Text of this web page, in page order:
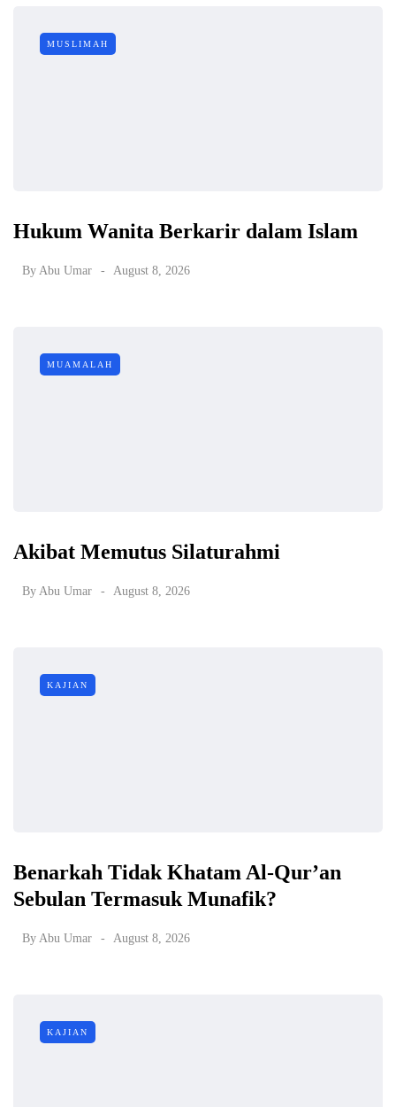
MUSLIMAH
Hukum Wanita Berkarir dalam Islam
By Abu Umar August 8, 2026
MUAMALAH
Akibat Memutus Silaturahmi
By Abu Umar August 8, 2026
KAJIAN
Benarkah Tidak Khatam Al-Qur’an
Sebulan Termasuk Munafik?
By Abu Umar August 8, 2026
KAJIAN